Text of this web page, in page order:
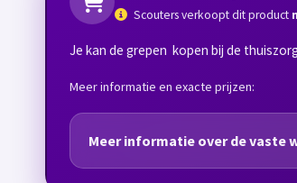
Scouters verkoopt dit product
Je kan de grepen kopen bij de
Meer informatie en exacte prijzen:
Meer informatie over de vaste